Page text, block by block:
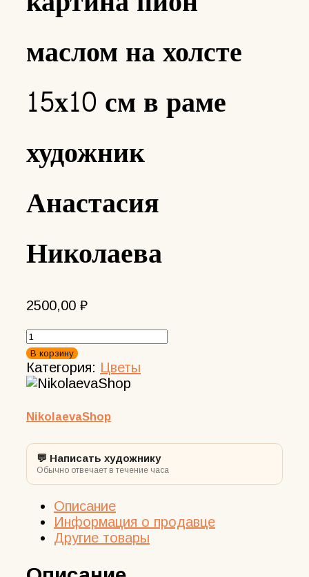
маслом на холсте
15х10 см в раме
художник
Анастасия
Николаева
2500,00 ₽
Количество
товара
картина
пион
на
15х10
см
в
художник
Анастасия
Николаева
В корзину
Категория: Цветы
NikolaevaShop
💬 Написать художнику
Обычно отвечает в течение часа
Описание
Информация о продавце
Другие товары